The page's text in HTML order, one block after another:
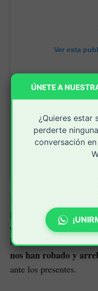
Ver esta
El candidato propuso
políticas que
demandas ciudadanas
llegado el momento
nos han robado y
ante los presentes.
ÚNETE A
¿Quieres estar
perderte
conversación